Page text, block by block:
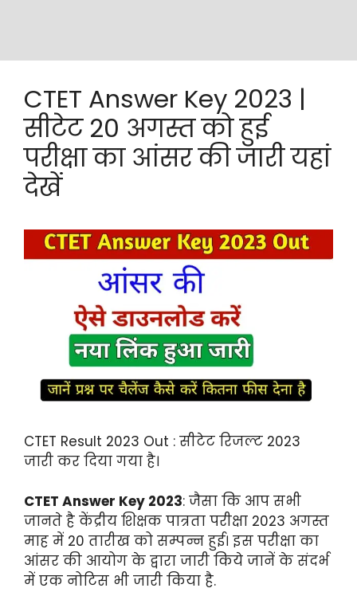
CTET Answer Key 2023 |
सीटेट 20 अगस्त को हुई
परीक्षा का आंसर की जारी यहां
देखें
CTET Result 2023 Out : सीटेट रिजल्ट 2023
जारी कर दिया गया है।
CTET Answer Key 2023: जैसा कि आप सभी
जानते है केंद्रीय शिक्षक पात्रता परीक्षा 2023 अगस्त
माह में 20 तारीख को सम्पन्न हुई। इस परीक्षा का
आंसर की आयोग के द्वारा जारी किये जानें के संदर्भ
में एक नोटिस भी जारी किया है.